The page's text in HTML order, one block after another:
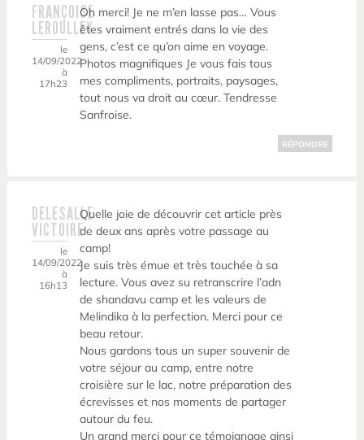
FRANÇOISE
LEROULLEY
le
14/09/2022
à
17h23
Oh merci! Je ne m’en lasse pas… Vous
êtes vraiment entrés dans la vie des
gens, c’est ce qu’on aime en voyage.
Photos magnifiques Je vous fais tous
mes compliments, portraits, paysages,
tout nous va droit au cœur. Tendresse
Sanfroise.
RÉPONDRE
DELESALLE
VICTOIRE
le
14/09/2022
à
16h13
Quelle joie de découvrir cet article près
de deux ans après votre passage au
camp!
Je suis très émue et très touchée à sa
lecture. Vous avez su retranscrire l’adn
de shandavu camp et les valeurs de
Melindika à la perfection. Merci pour ce
beau retour.
Nous gardons tous un super souvenir de
votre séjour au camp, entre notre
croisière sur le lac, notre préparation des
écrevisses et nos moments de partager
autour du feu.
Un grand merci pour ce témoignage ainsi